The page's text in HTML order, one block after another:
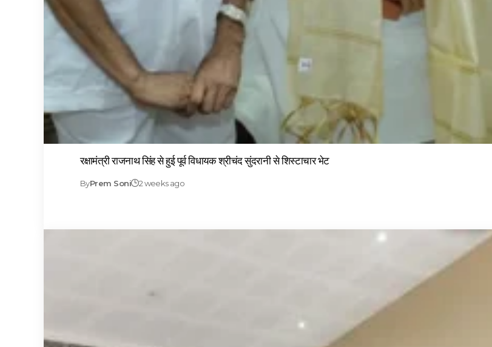
रक्षामंत्री राजनाथ सिंह से हुई पूर्व विधायक श्रीचंद सुंदरानी से शिस्टाचार भेट
ByPrem Soni 2 weeks ago